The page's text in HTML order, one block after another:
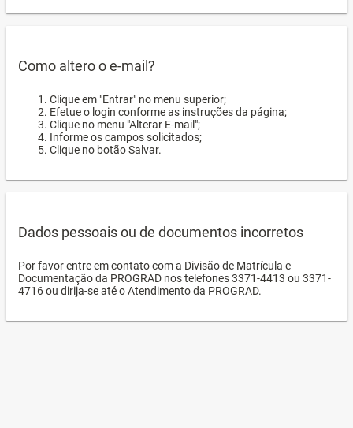
Como altero o e-mail?
Clique em "Entrar" no menu superior;
Efetue o login conforme as instruções da página;
Clique no menu "Alterar E-mail";
Informe os campos solicitados;
Clique no botão Salvar.
Dados pessoais ou de documentos incorretos
Por favor entre em contato com a Divisão de Matrícula e
Documentação da PROGRAD nos telefones 3371-4413 ou 3371-
4716 ou dirija-se até o Atendimento da PROGRAD.